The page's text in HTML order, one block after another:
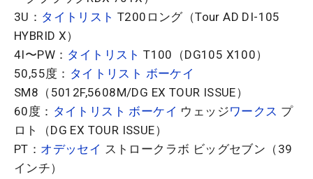
3U： タイトリスト T200ロング（Tour AD DI-105
HYBRID X）
4I〜PW： タイトリスト T100（DG105 X100）
50,55度： タイトリスト ボーケイ
SM8（5012F,5608M/DG EX TOUR ISSUE）
60度： タイトリスト ボーケイ ウェッジワークス プ
ロト（DG EX TOUR ISSUE）
PT： オデッセイ ストロークラボ ビッグセブン（39
インチ）